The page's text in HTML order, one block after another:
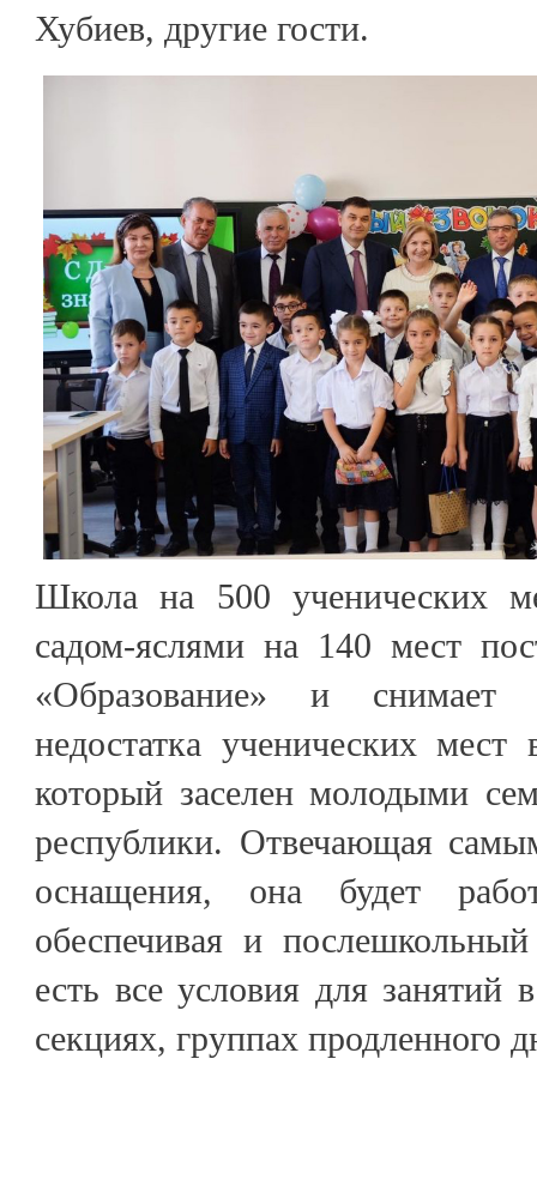
Хубиев, другие гости.
Школа на 500 ученических
садом-яслями на 140 мест
«Образование» и снимает
недостатка ученических
который заселен молодыми
республики. Отвечающая
оснащения, она будет
обеспечивая и
есть все условия для занятий
секциях, группах продленного